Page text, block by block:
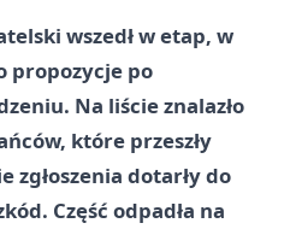
wszedł w etap, w
propozycje po
Na liście znalazło
które przeszły
zgłoszenia dotarły do
Część odpadła na